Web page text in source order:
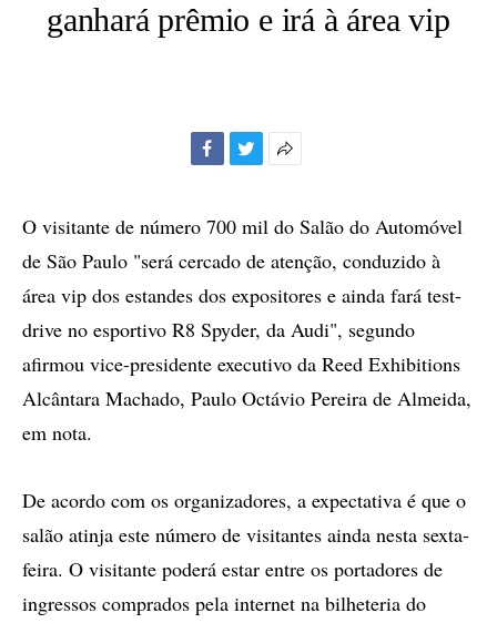
ganhará prêmio e irá à área vip
compartilhamento
O visitante de número 700 mil do Salão do Automóvel
de São Paulo "será cercado de atenção, conduzido à
área vip dos estandes dos expositores e ainda fará test-
drive no esportivo R8 Spyder, da Audi", segundo
afirmou vice-presidente executivo da Reed Exhibitions
Alcântara Machado, Paulo Octávio Pereira de Almeida,
em nota.
De acordo com os organizadores, a expectativa é que o
salão atinja este número de visitantes ainda nesta sexta-
feira. O visitante poderá estar entre os portadores de
ingressos comprados pela internet na bilheteria do